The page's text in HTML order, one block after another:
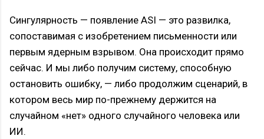
Сингулярность — появление ASI — это развилка,
сопоставимая с изобретением письменности или
первым ядерным взрывом. Она происходит прямо
сейчас. И мы либо получим систему, способную
остановить ошибку, — либо продолжим сценарий, в
котором весь мир по-прежнему держится на
случайном «нет» одного случайного человека или
ИИ.